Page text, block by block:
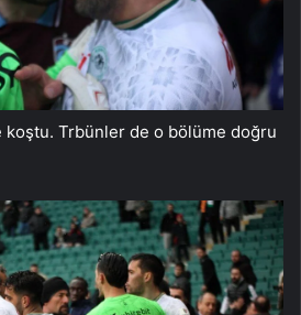
koştu. Trbünler de o bölüme doğru